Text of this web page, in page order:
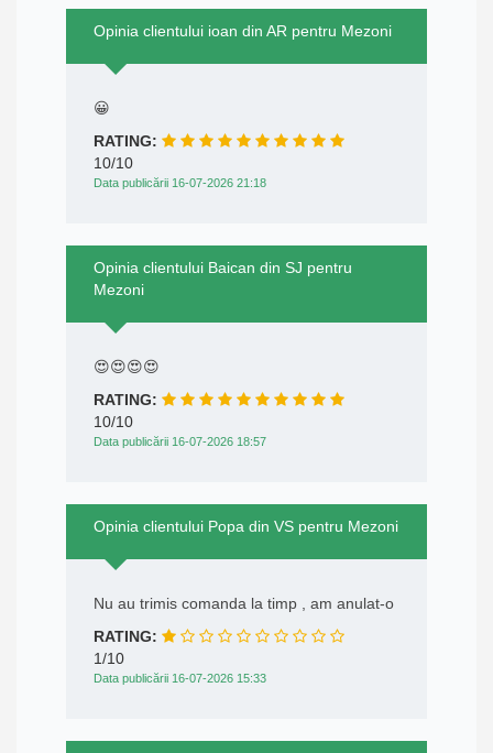
Opinia clientului ioan din AR pentru Mezoni
😀
RATING:
10/10
Data publicării 16-07-2026 21:18
Opinia clientului Baican din SJ pentru
Mezoni
😍😍😍😍
RATING:
10/10
Data publicării 16-07-2026 18:57
Opinia clientului Popa din VS pentru Mezoni
Nu au trimis comanda la timp , am anulat-o
RATING:
1/10
Data publicării 16-07-2026 15:33